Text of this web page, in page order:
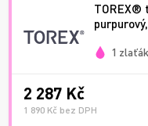
TOREX®
1 zlaťák
2 287 Kč
1 890 Kč bez DPH